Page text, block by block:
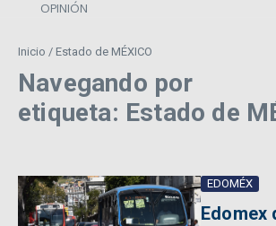
OPINIÓN
Inicio / Estado de MÉXICO
Navegando por
etiqueta: Estado de
EDOMÉX
Edomex